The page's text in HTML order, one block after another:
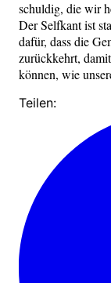
schuldig, die wir
Der Selfkant ist
dafür, dass die
zurückkehrt,
können, wie
Teilen: